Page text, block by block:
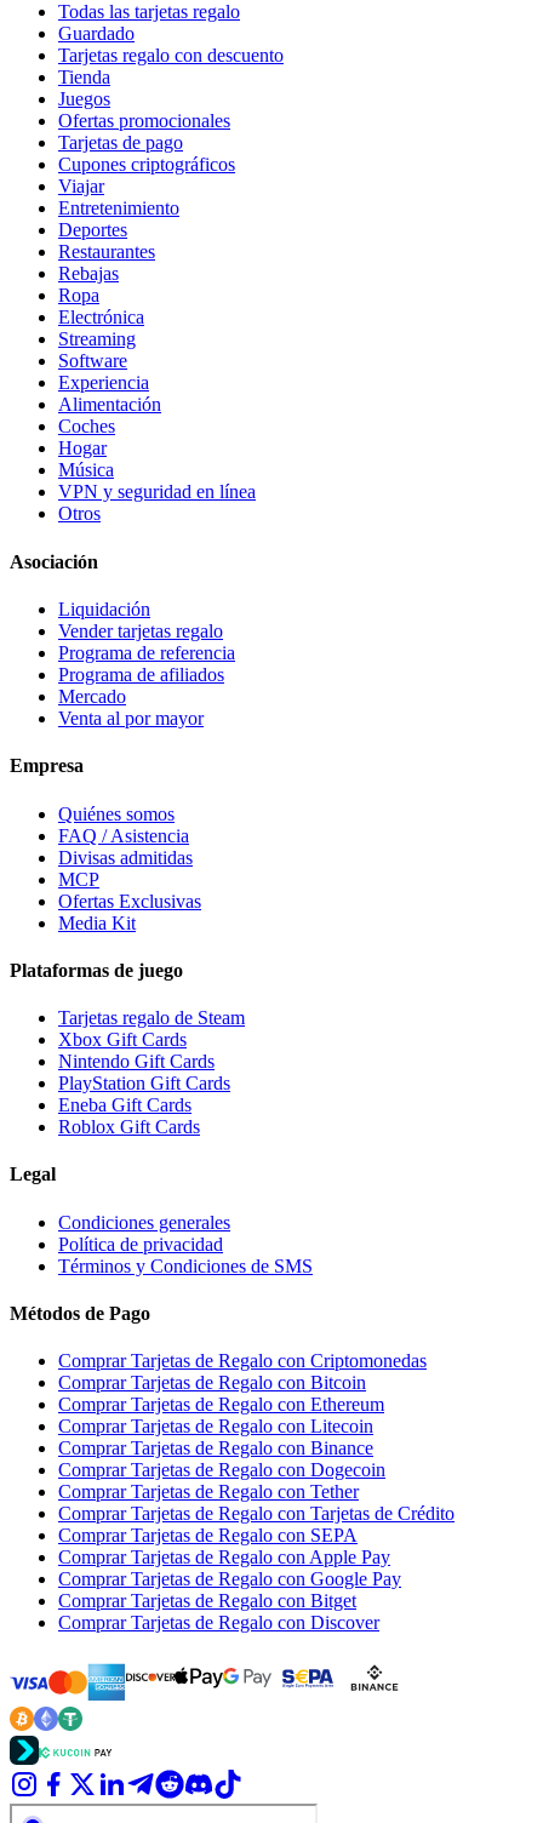
Todas las tarjetas regalo
Guardado
Tarjetas regalo con descuento
Tienda
Juegos
Ofertas promocionales
Tarjetas de pago
Cupones criptográficos
Viajar
Entretenimiento
Deportes
Restaurantes
Rebajas
Ropa
Electrónica
Streaming
Software
Experiencia
Alimentación
Coches
Hogar
Música
VPN y seguridad en línea
Otros
Asociación
Liquidación
Vender tarjetas regalo
Programa de referencia
Programa de afiliados
Mercado
Venta al por mayor
Empresa
Quiénes somos
FAQ / Asistencia
Divisas admitidas
MCP
Ofertas Exclusivas
Media Kit
Plataformas de juego
Tarjetas regalo de Steam
Xbox Gift Cards
Nintendo Gift Cards
PlayStation Gift Cards
Eneba Gift Cards
Roblox Gift Cards
Legal
Condiciones generales
Política de privacidad
Términos y Condiciones de SMS
Métodos de Pago
Comprar Tarjetas de Regalo con Criptomonedas
Comprar Tarjetas de Regalo con Bitcoin
Comprar Tarjetas de Regalo con Ethereum
Comprar Tarjetas de Regalo con Litecoin
Comprar Tarjetas de Regalo con Binance
Comprar Tarjetas de Regalo con Dogecoin
Comprar Tarjetas de Regalo con Tether
Comprar Tarjetas de Regalo con Tarjetas de Crédito
Comprar Tarjetas de Regalo con SEPA
Comprar Tarjetas de Regalo con Apple Pay
Comprar Tarjetas de Regalo con Google Pay
Comprar Tarjetas de Regalo con Bitget
Comprar Tarjetas de Regalo con Discover